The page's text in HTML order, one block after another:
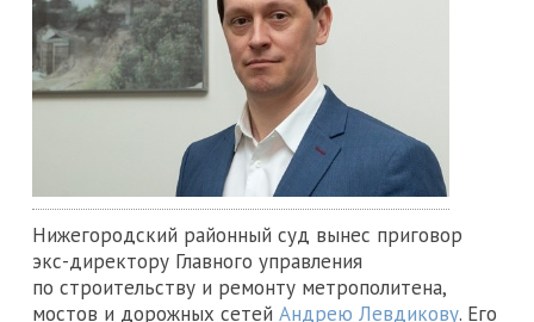
Нижегородский районный суд вынес приговор
экс-директору Главного управления
по строительству и ремонту метрополитена,
мостов и дорожных сетей Андрею Левдикову. Его